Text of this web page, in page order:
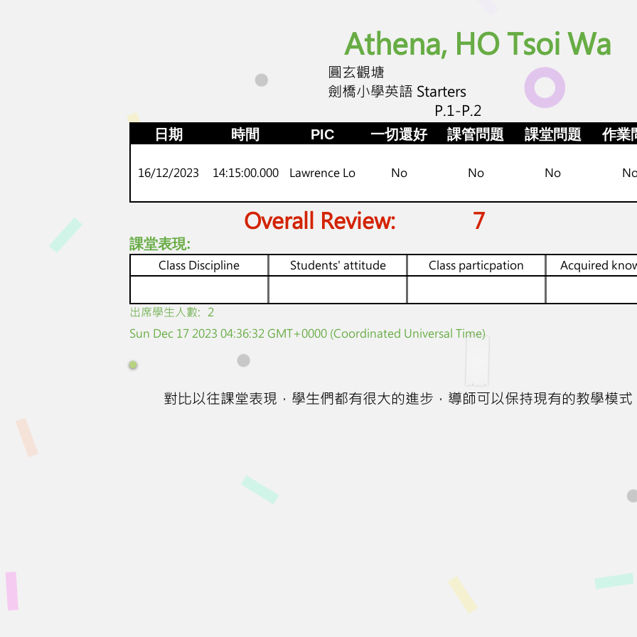
Athena, HO Tsoi Wa
圓玄觀塘
劍橋小學英語 Starters
P.1-P.2
日期 時間 PIC 一切還好 課管問題 課堂問題 作業
16/12/2023 14:15:00.000 Lawrence Lo No No No
7
Overall Review:
課堂表現:
Class Discipline Students' attitude Class particpation Acquired
​出席學生人數: 2
Sun Dec 17 2023 04:36:32 GMT+0000 (Coordinated Universal Time)
對比以往課堂表現，學生們都有很大的進步，導師可以保持現有的教學模式